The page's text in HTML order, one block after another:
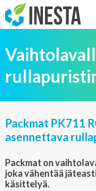
Packmat PK711
asennettava
Packmat on
joka vähentää
käsittelyä.